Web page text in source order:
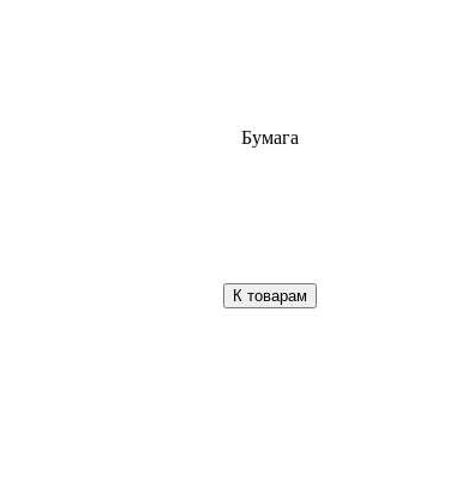
Бумага
К товарам